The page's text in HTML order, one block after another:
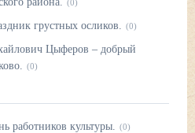
(0)
грустных осликов. (0)
Цыферов – добрый
(0)
работников культуры. (0)